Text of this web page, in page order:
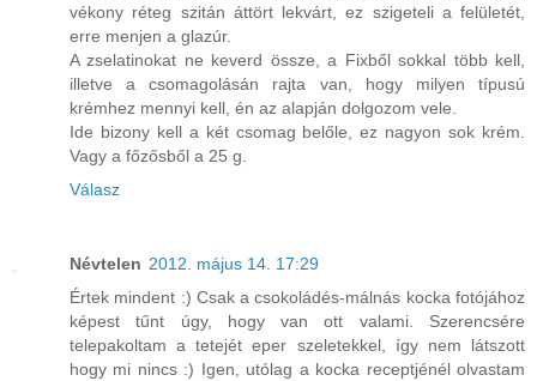
vékony réteg szitán áttört lekvárt, ez szigeteli a felületét,
erre menjen a glazúr.
A zselatinokat ne keverd össze, a Fixből sokkal több kell,
illetve a csomagolásán rajta van, hogy milyen típusú
krémhez mennyi kell, én az alapján dolgozom vele.
Ide bizony kell a két csomag belőle, ez nagyon sok krém.
Vagy a főzősből a 25 g.
Válasz
Névtelen 2012. május 14. 17:29
Értek mindent :) Csak a csokoládés-málnás kocka fotójához
képest tűnt úgy, hogy van ott valami. Szerencsére
telepakoltam a tetejét eper szeletekkel, így nem látszott
hogy mi nincs :) Igen, utólag a kocka receptjénél olvastam